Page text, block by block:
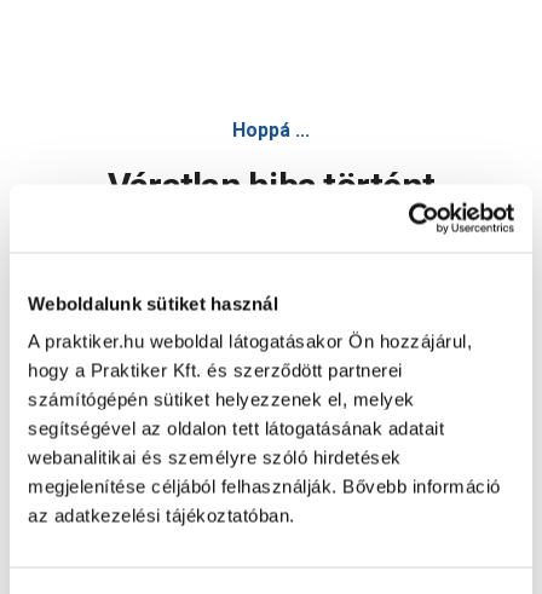
Weboldalunk sütiket használ
A praktiker.hu weboldal látogatásakor Ön hozzájárul,
hogy a Praktiker Kft. és szerződött partnerei
számítógépén sütiket helyezzenek el, melyek
segítségével az oldalon tett látogatásának adatait
webanalitikai és személyre szóló hirdetések
megjelenítése céljából felhasználják. Bővebb információ
az adatkezelési tájékoztatóban.
Hoppá ...
Váratlan hiba történt
Oldal újratöltése